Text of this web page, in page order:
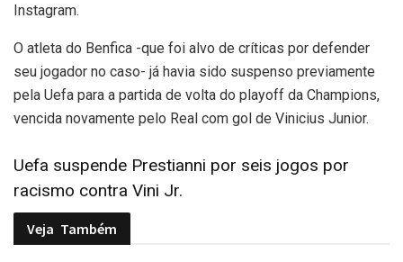
Instagram.
O atleta do Benfica -que foi alvo de críticas por defender
seu jogador no caso- já havia sido suspenso previamente
pela Uefa para a partida de volta do playoff da Champions,
vencida novamente pelo Real com gol de Vinicius Junior.
Uefa suspende Prestianni por seis jogos por
racismo contra Vini Jr.
Veja Também